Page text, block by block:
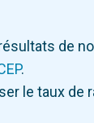
de
.
le taux